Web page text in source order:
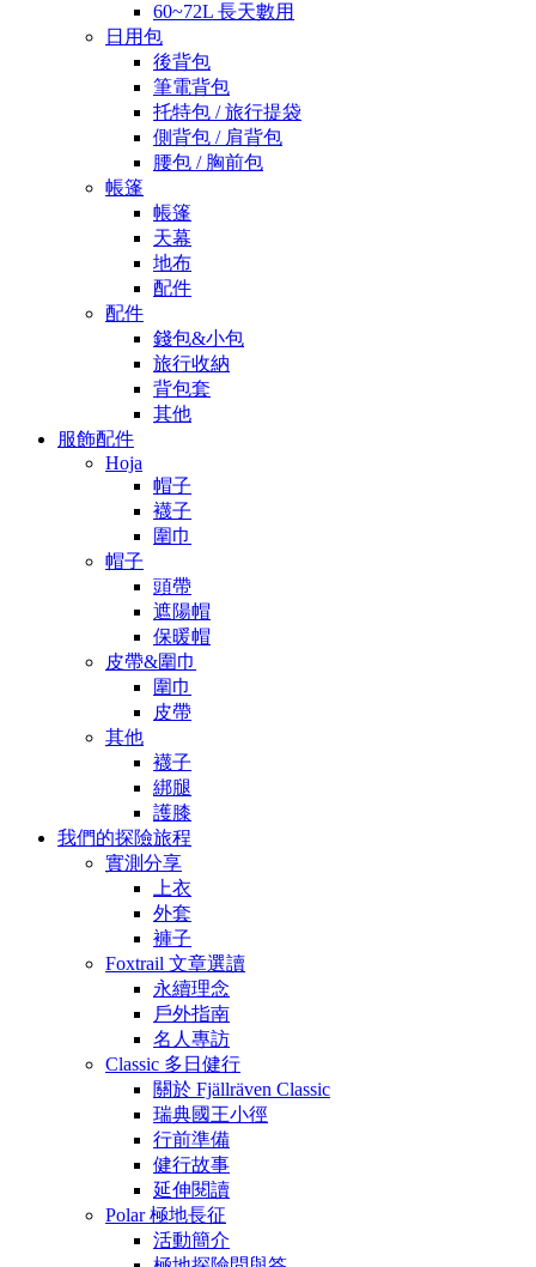
60~72L 長天數用
日用包
後背包
筆電背包
托特包 / 旅行提袋
側背包 / 肩背包
腰包 / 胸前包
帳篷
帳篷
天幕
地布
配件
配件
錢包&小包
旅行收納
背包套
其他
服飾配件
Hoja
帽子
襪子
圍巾
帽子
頭帶
遮陽帽
保暖帽
皮帶&圍巾
圍巾
皮帶
其他
襪子
綁腿
護膝
我們的探險旅程
實測分享
上衣
外套
褲子
Foxtrail 文章選讀
永續理念
戶外指南
名人專訪
Classic 多日健行
關於 Fjällräven Classic
瑞典國王小徑
行前準備
健行故事
延伸閱讀
Polar 極地長征
活動簡介